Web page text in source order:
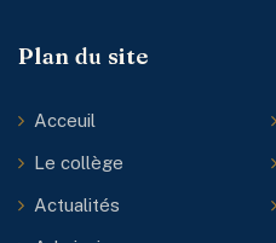
Plan du site
Acceuil
Le collège
Actualités